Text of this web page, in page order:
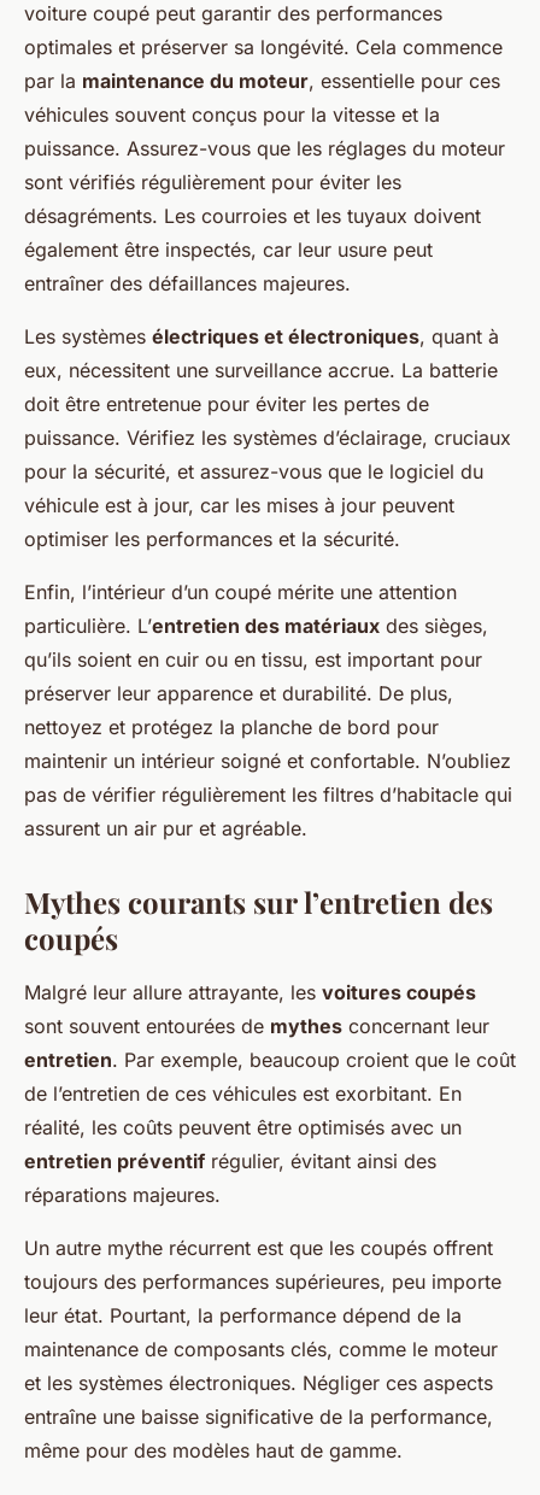
voiture coupé peut garantir des performances
optimales et préserver sa longévité. Cela commence
par la maintenance du moteur, essentielle pour ces
véhicules souvent conçus pour la vitesse et la
puissance. Assurez-vous que les réglages du moteur
sont vérifiés régulièrement pour éviter les
désagréments. Les courroies et les tuyaux doivent
également être inspectés, car leur usure peut
entraîner des défaillances majeures.
Les systèmes électriques et électroniques, quant à
eux, nécessitent une surveillance accrue. La batterie
doit être entretenue pour éviter les pertes de
puissance. Vérifiez les systèmes d’éclairage, cruciaux
pour la sécurité, et assurez-vous que le logiciel du
véhicule est à jour, car les mises à jour peuvent
optimiser les performances et la sécurité.
Enfin, l’intérieur d’un coupé mérite une attention
particulière. L’entretien des matériaux des sièges,
qu’ils soient en cuir ou en tissu, est important pour
préserver leur apparence et durabilité. De plus,
nettoyez et protégez la planche de bord pour
maintenir un intérieur soigné et confortable. N’oubliez
pas de vérifier régulièrement les filtres d’habitacle qui
assurent un air pur et agréable.
Mythes courants sur l’entretien des
coupés
Malgré leur allure attrayante, les voitures coupés
sont souvent entourées de mythes concernant leur
entretien. Par exemple, beaucoup croient que le coût
de l’entretien de ces véhicules est exorbitant. En
réalité, les coûts peuvent être optimisés avec un
entretien préventif régulier, évitant ainsi des
réparations majeures.
Un autre mythe récurrent est que les coupés offrent
toujours des performances supérieures, peu importe
leur état. Pourtant, la performance dépend de la
maintenance de composants clés, comme le moteur
et les systèmes électroniques. Négliger ces aspects
entraîne une baisse significative de la performance,
même pour des modèles haut de gamme.